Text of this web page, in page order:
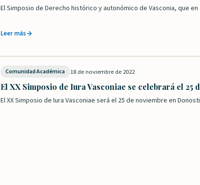
El Simposio de Derecho histórico y autonómico de Vasconia, que
Leer más
Comunidad Académica 18 de noviembre de 2022
El XX Simposio de Iura Vasconiae se celebrará el
El XX Simposio de Iura Vasconiae será el 25 de noviembre en